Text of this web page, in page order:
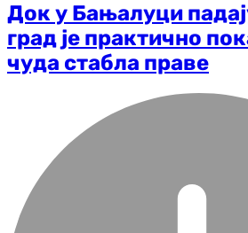
Док у Бањалуци
град је практично
чуда стабла праве